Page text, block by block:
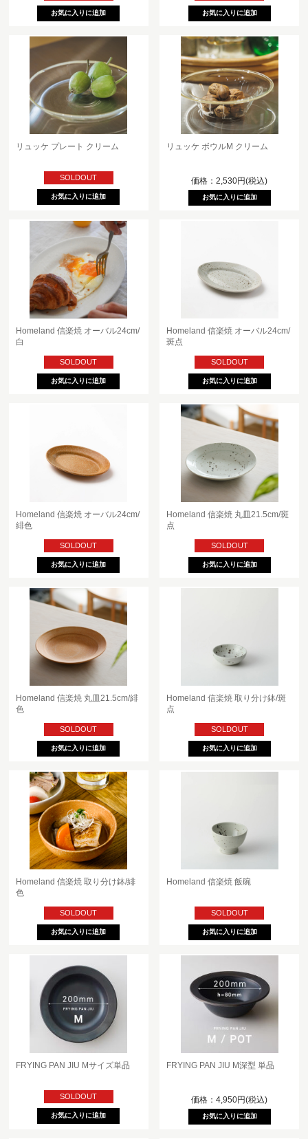
リュッケ プレート クリーム
SOLDOUT
リュッケ ボウルM クリーム
価格：2,530円(税込)
Homeland 信楽焼 オーバル24cm/
白
SOLDOUT
Homeland 信楽焼 オーバル24cm/
斑点
SOLDOUT
Homeland 信楽焼 オーバル24cm/
緋色
SOLDOUT
Homeland 信楽焼 丸皿21.5cm/斑
点
SOLDOUT
Homeland 信楽焼 丸皿21.5cm/緋
色
SOLDOUT
Homeland 信楽焼 取り分け鉢/斑
点
SOLDOUT
Homeland 信楽焼 取り分け鉢/緋
色
SOLDOUT
Homeland 信楽焼 飯碗
SOLDOUT
FRYING PAN JIU Mサイズ単品
SOLDOUT
FRYING PAN JIU M深型 単品
価格：4,950円(税込)